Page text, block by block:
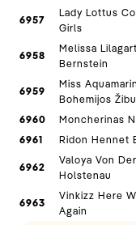
6957
Lady Lottus
Girls
6958
Melissa
Bernstein
6959
Miss
Bohemijos
6960 Moncherinas
6961
Ridon Hennet
6962
Valoya Von Der
Holstenau
6963
Vinkizz Here
Again